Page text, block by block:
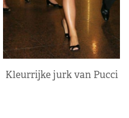
Kleurrijke jurk van Pucci